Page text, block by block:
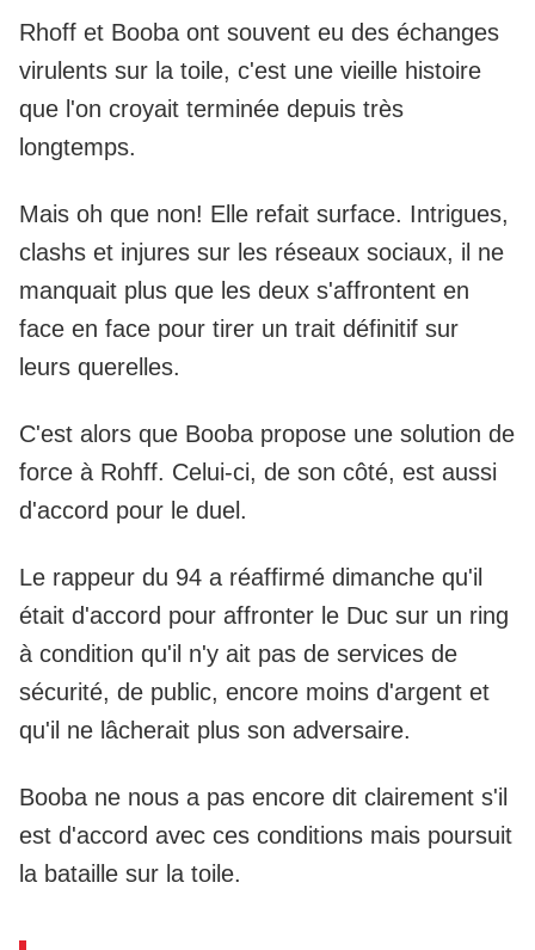
Rhoff et Booba ont souvent eu des échanges
virulents sur la toile, c'est une vieille histoire
que l'on croyait terminée depuis très
longtemps.
Mais oh que non! Elle refait surface. Intrigues,
clashs et injures sur les réseaux sociaux, il ne
manquait plus que les deux s'affrontent en
face en face pour tirer un trait définitif sur
leurs querelles.
C'est alors que Booba propose une solution de
force à Rohff. Celui-ci, de son côté, est aussi
d'accord pour le duel.
Le rappeur du 94 a réaffirmé dimanche qu'il
était d'accord pour affronter le Duc sur un ring
à condition qu'il n'y ait pas de services de
sécurité, de public, encore moins d'argent et
qu'il ne lâcherait plus son adversaire.
Booba ne nous a pas encore dit clairement s'il
est d'accord avec ces conditions mais poursuit
la bataille sur la toile.